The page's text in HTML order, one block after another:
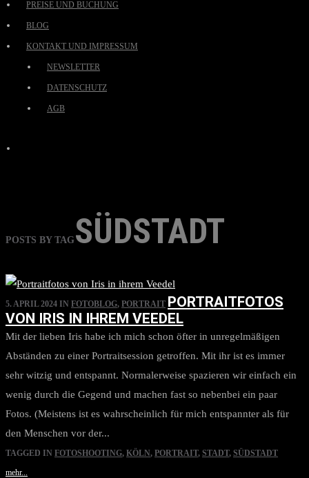
PREISE UND BUCHUNG
BLOG
KONTAKT UND IMPRESSUM
NEWSLETTER
DATENSCHUTZ
AGB
POSTS BY TAGSÜDSTADT
5. APRIL 2024 IN FOTOBLOG, PORTRAIT PORTRAITFOTOS
VON IRIS IN IHREM VEEDEL
Mit der lieben Iris habe ich mich schon öfter in unregelmäßigen
Abständen zu einer Portraitsession getroffen. Mit ihr ist es immer
sehr witzig und entspannt. Normalerweise spazieren wir einfach ein
wenig durch die Gegend und machen fast so nebenbei ein paar
Fotos. (Meistens ist es wahrscheinlich für mich entspannter als für
den Menschen vor der...
TAGGED IN FOTOSHOOTING, KÖLN, PORTRAIT, STADT, SÜDSTADT
mehr...